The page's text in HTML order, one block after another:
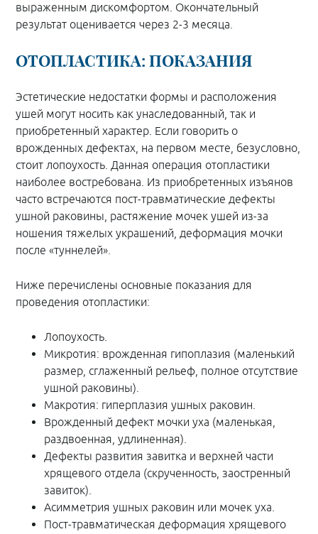
выраженным дискомфортом. Окончательный
результат оценивается через 2-3 месяца.
ОТОПЛАСТИКА: ПОКАЗАНИЯ
Эстетические недостатки формы и расположения
ушей могут носить как унаследованный, так и
приобретенный характер. Если говорить о
врожденных дефектах, на первом месте, безусловно,
стоит лопоухость. Данная операция отопластики
наиболее востребована. Из приобретенных изъянов
часто встречаются пост-травматические дефекты
ушной раковины, растяжение мочек ушей из-за
ношения тяжелых украшений, деформация мочки
после «туннелей».
Ниже перечислены основные показания для
проведения отопластики:
Лопоухость.
Микротия: врожденная гипоплазия (маленький
размер, сглаженный рельеф, полное отсутствие
ушной раковины).
Макротия: гиперплазия ушных раковин.
Врожденный дефект мочки уха (маленькая,
раздвоенная, удлиненная).
Дефекты развития завитка и верхней части
хрящевого отдела (скрученность, заостренный
завиток).
Асимметрия ушных раковин или мочек уха.
Пост-травматическая деформация хрящевого